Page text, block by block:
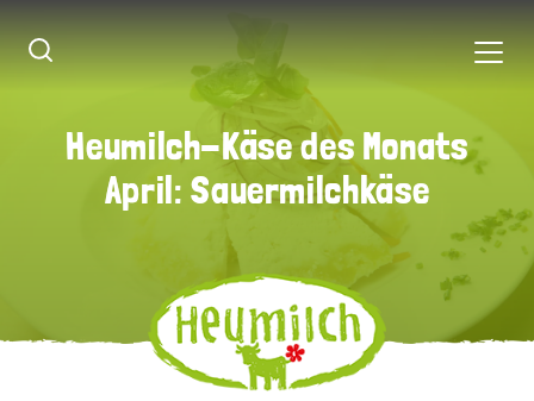
Heumilch-Käse des Monats
April: Sauermilchkäse
Heumilch-Käse des Monats
April: Sauermilchkäse